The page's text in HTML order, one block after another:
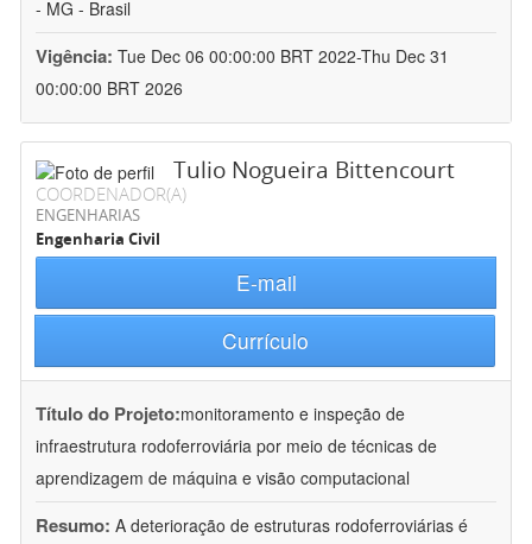
- MG - Brasil
Vigência: Tue Dec 06 00:00:00 BRT 2022-Thu Dec 31
00:00:00 BRT 2026
Tulio Nogueira Bittencourt
COORDENADOR(A)
ENGENHARIAS
Engenharia Civil
E-mail
Currículo
Título do Projeto:monitoramento e inspeção de
infraestrutura rodoferroviária por meio de técnicas de
aprendizagem de máquina e visão computacional
Resumo: A deterioração de estruturas rodoferroviárias é